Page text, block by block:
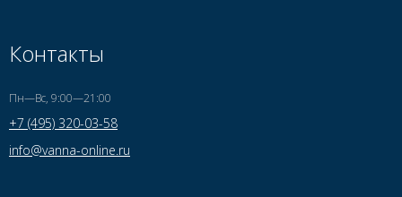
Контакты
Пн—Вс, 9:00—21:00
+7 (495) 320-03-58
info@vanna-online.ru